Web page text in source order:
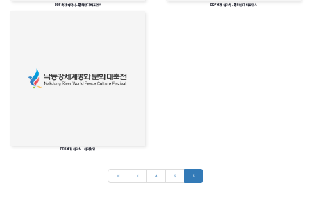
PRE축전 개막식 - 평화반디 퍼포먼스 PRE축전 개막식 - 평화반디 퍼포먼스
PRE축전 개막식 - 개막선언
<< < 4 5 6